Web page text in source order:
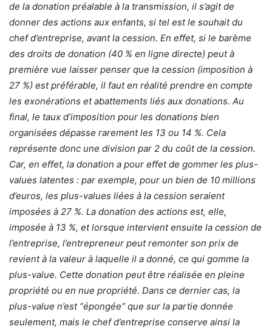
de la donation préalable à la transmission, il s’agit de
donner des actions aux enfants, si tel est le souhait du
chef d’entreprise, avant la cession. En effet, si le barème
des droits de donation (40 % en ligne directe) peut à
première vue laisser penser que la cession (imposition à
27 %) est préférable, il faut en réalité prendre en compte
les exonérations et abattements liés aux donations. Au
final, le taux d’imposition pour les donations bien
organisées dépasse rarement les 13 ou 14 %. Cela
représente donc une division par 2 du coût de la cession.
Car, en effet, la donation a pour effet de gommer les plus-
values latentes : par exemple, pour un bien de 10 millions
d’euros, les plus-values liées à la cession seraient
imposées à 27 %. La donation des actions est, elle,
imposée à 13 %, et lorsque intervient ensuite la cession de
l’entreprise, l’entrepreneur peut remonter son prix de
revient à la valeur à laquelle il a donné, ce qui gomme la
plus-value. Cette donation peut être réalisée en pleine
propriété ou en nue propriété. Dans ce dernier cas, la
plus-value n’est “épongée” que sur la partie donnée
seulement, mais le chef d’entreprise conserve ainsi la